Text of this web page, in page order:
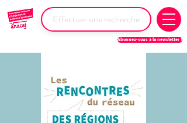
Abonnez-vous à la newsletter !